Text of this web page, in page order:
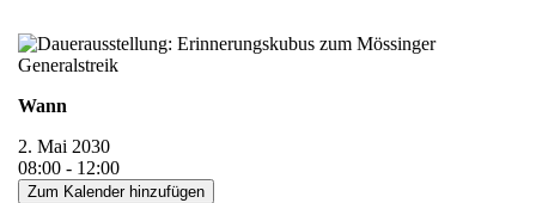
Wann
2. Mai 2030
08:00 - 12:00
Zum Kalender hinzufügen